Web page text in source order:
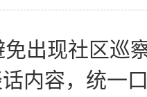
现社区巡察
内容，统一